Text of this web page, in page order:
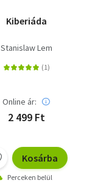
Kiberiáda
Stanislaw Lem
Online ár:
2 499 Ft
Kosárba
Perceken belül